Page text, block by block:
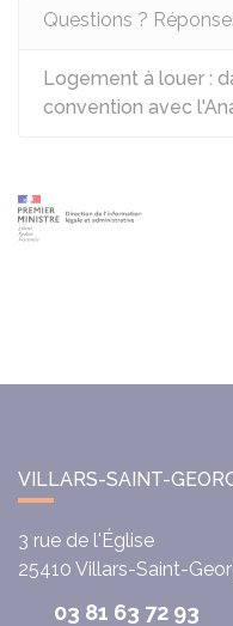
Questions ?
Logement à louer :
convention avec
VILLARS-SAINT-
3 rue de l'Église
25410 Villars-Saint-
03 81 63 72 93